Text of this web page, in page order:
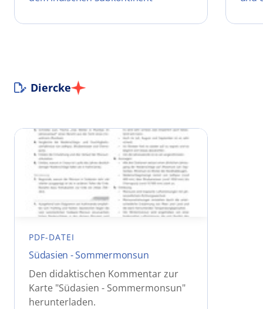
Diercke
PDF-DATEI
Südasien - Sommermonsun
Den didaktischen Kommentar zur
Karte "Südasien - Sommermonsun"
herunterladen.